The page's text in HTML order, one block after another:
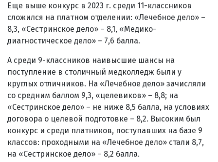
Еще выше конкурс в 2023 г. среди 11-классников
сложился на платном отделении: «Лечебное дело» –
8,3, «Сестринское дело» – 8,1, «Медико-
диагностическое дело» – 7,6 балла.
А среди 9-классников наивысшие шансы на
поступление в столичный медколледж были у
круглых отличников. На «Лечебное дело» зачисляли
со средним баллом 9,3, «целевиков» – 8,8; на
«Сестринское дело» – не ниже 8,5 балла, на условиях
договора о целевой подготовке – 8,2. Высоким был
конкурс и среди платников, поступавших на базе 9
классов: проходными на «Лечебное дело» стали 8,7,
на «Сестринское дело» – 8,2 балла.